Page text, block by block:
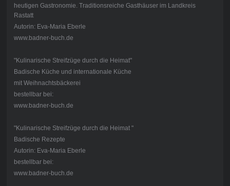
heutigen Gastronomie. Traditionsreiche Gasthäuser im Landkreis
Rastatt
Autorin: Eva-Maria Eberle
www.badner-buch.de
"Kulinarische Streifzüge durch die Heimat"
Badische Küche und internationale Küche
mit Weihnachtsbäckerei
bestellbar bei:
www.badner-buch.de
"Kulinarische Streifzüge durch die Heimat "
Badische Rezepte
Autorin: Eva-Maria Eberle
bestellbar bei:
www.badner-buch.de